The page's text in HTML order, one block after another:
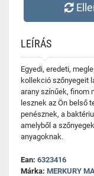
LEÍRÁS
Egyedi, eredeti,
kollekció szőnyegeit
arany színűek, finom
lesznek az Ön belső
penésznek, a
amelyből a
anyagoknak.
Ean: 6323416
Márka: MERKURY